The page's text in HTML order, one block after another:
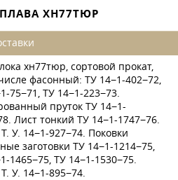
ХН77ТЮР
хн77тюр, сортовой прокат,
фасонный: ТУ 14−1-402−72,
75−71, ТУ 14−1-223−73.
пруток ТУ 14−1-
Лист тонкий ТУ 14−1-1747−76.
У. 14−1-927−74. Поковки
заготовки ТУ 14−1-1214−75,
1465−75, ТУ 14−1-1530−75.
У. 14−1-895−74.